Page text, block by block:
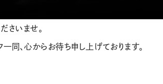
さいませ。
同、心からお待ち申し上げております。